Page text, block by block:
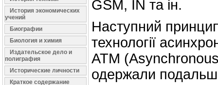
История экономических
учений
Биографии
Биология и химия
Издательское дело и
полиграфия
Исторические личности
Краткое содержание
GSM, IN та ін.
Наступний
технології
ATM
одержали